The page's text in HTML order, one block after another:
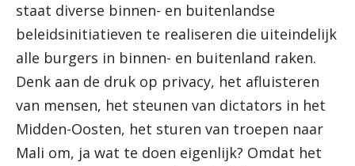
staat diverse binnen- en buitenlandse
beleidsinitiatieven te realiseren die uiteindelijk
alle burgers in binnen- en buitenland raken.
Denk aan de druk op privacy, het afluisteren
van mensen, het steunen van dictators in het
Midden-Oosten, het sturen van troepen naar
Mali om, ja wat te doen eigenlijk? Omdat het